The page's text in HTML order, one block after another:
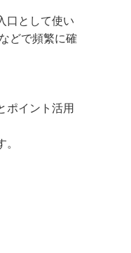
口として使い
どで頻繁に確
ポイント活用